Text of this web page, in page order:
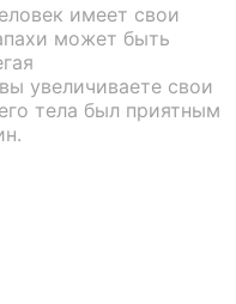
имеет свои
может быть
увеличиваете свои
тела был приятным